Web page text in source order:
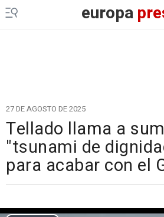
europa
27 DE AGOSTO DE 2025
Tellado llama a
"tsunami de
para acabar con el